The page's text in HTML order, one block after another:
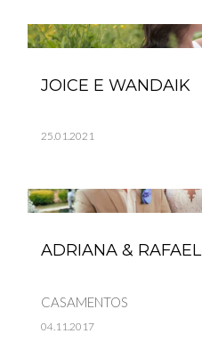
JOICE E WANDAIK
25.01.2021
ADRIANA & RAFAEL
CASAMENTOS
04.11.2017